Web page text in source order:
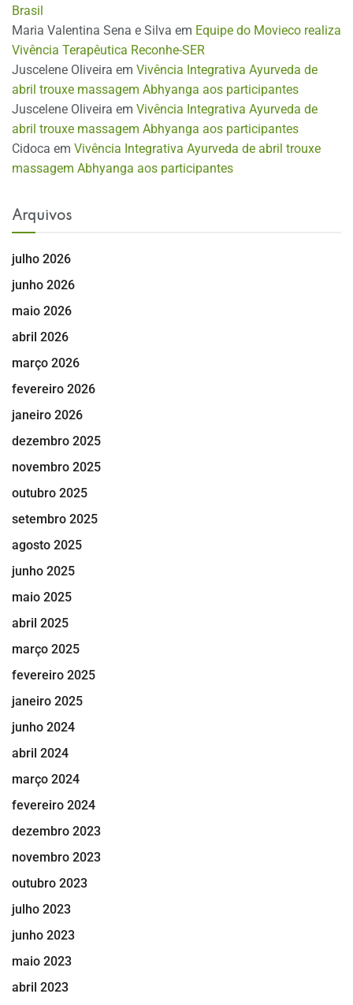
Brasil
Maria Valentina Sena e Silva em Equipe do Movieco realiza
Vivência Terapêutica Reconhe-SER
Juscelene Oliveira em Vivência Integrativa Ayurveda de
abril trouxe massagem Abhyanga aos participantes
Juscelene Oliveira em Vivência Integrativa Ayurveda de
abril trouxe massagem Abhyanga aos participantes
Cidoca em Vivência Integrativa Ayurveda de abril trouxe
massagem Abhyanga aos participantes
Arquivos
julho 2026
junho 2026
maio 2026
abril 2026
março 2026
fevereiro 2026
janeiro 2026
dezembro 2025
novembro 2025
outubro 2025
setembro 2025
agosto 2025
junho 2025
maio 2025
abril 2025
março 2025
fevereiro 2025
janeiro 2025
junho 2024
abril 2024
março 2024
fevereiro 2024
dezembro 2023
novembro 2023
outubro 2023
julho 2023
junho 2023
maio 2023
abril 2023